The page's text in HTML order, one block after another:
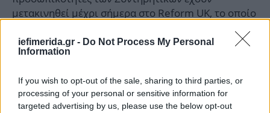
iefimerida.gr - Do Not Process My Personal
Information
If you wish to opt-out of the sale, sharing to third parties, or
processing of your personal or sensitive information for
targeted advertising by us, please use the below opt-out
μετακινηθεί μέχρι σήμερα στο Reform UK, το οποίο
κυριαρχεί στις προθέσεις ψήφου ενόψει των
επόμενων βουλευτικών εκλογών, που αναμένονται
Βαριά ήττα και εσωστρέφεια στους Συντηρητικούς